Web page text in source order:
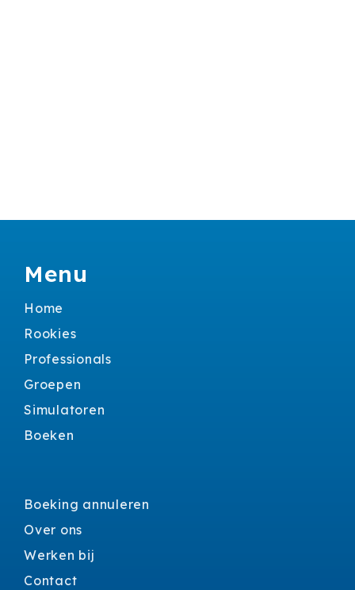
Menu
Home
Rookies
Professionals
Groepen
Simulatoren
Boeken
Boeking annuleren
Over ons
Werken bij
Contact